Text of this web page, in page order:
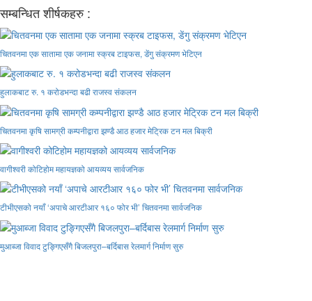
सम्बन्धित शीर्षकहरु :
चितवनमा एक सातामा एक जनामा स्क्रब टाइफस, डेंगु संक्रमण भेटिएन
हुलाकबाट रु. १ करोडभन्दा बढी राजस्व संकलन
चितवनमा कृषि सामग्री कम्पनीद्वारा झण्डै आठ हजार मेट्रिक टन मल बिक्री
वागीश्वरी कोटिहोम महायज्ञको आयव्यय सार्वजनिक
टीभीएसको नयाँ ‘अपाचे आरटीआर १६० फोर भी’ चितवनमा सार्वजनिक
मुआब्जा विवाद टुङ्गिएसँगै बिजलपुरा–बर्दिबास रेलमार्ग निर्माण सुरु